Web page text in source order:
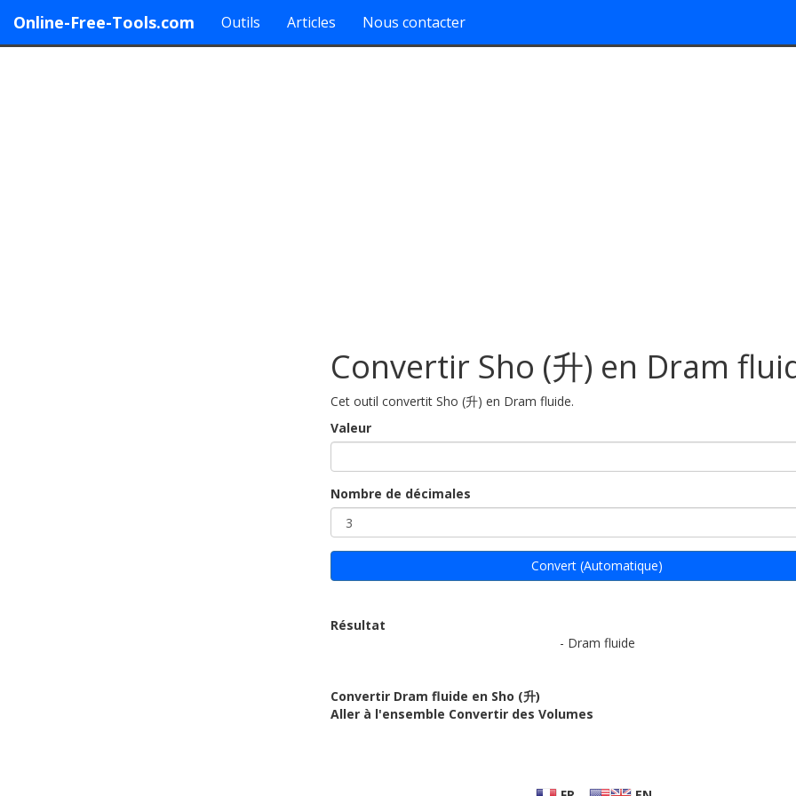
Online-Free-Tools.com Outils Articles Nous contacter
Convertir Sho (升) en Dram
Cet outil convertit Sho (升) en Dram fluide.
Valeur
Nombre de décimales
Convert (Automatique)
Résultat
- Dram fluide
Convertir Dram fluide en Sho (升)
Aller à l'ensemble Convertir des Volumes